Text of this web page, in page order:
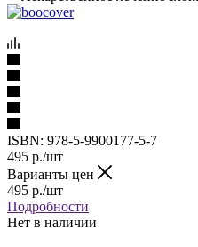
ISBN: 978-5-9900177-5-7
495 р./шт
Варианты цен
495 р./шт
Подробности
Нет в наличии